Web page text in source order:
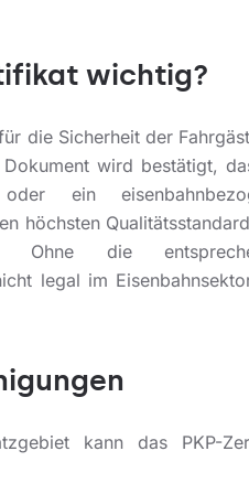
wichtig?
die Sicherheit der
wird bestätigt,
ein
höchsten
Ohne die
legal im
kann das PKP-